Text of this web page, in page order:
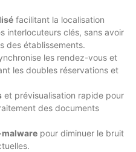
facilitant la localisation
interlocuteurs clés, sans avoir
des établissements.
les rendez-vous et
les doubles réservations et
et prévisualisation rapide pour
des documents
pour diminuer le bruit